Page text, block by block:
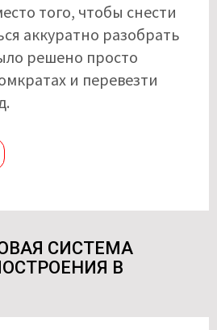
того, чтобы снести
аккуратно разобрать
решено просто
и ​​перевезти
СИСТЕМА
В